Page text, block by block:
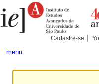
para
conteúdo.
Pessoais
Cadastre-se
menu